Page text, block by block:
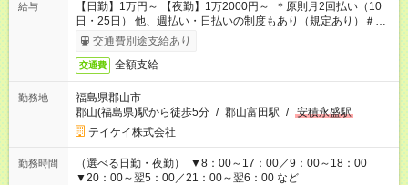
給与
【日勤】1万円～ 【夜勤】1万2000円～ ＊原則月2回払い（10
日・25日） 他、週払い・日払いの制度もあり（規定あり）＃日
収1万円以上
交通費別途支給あり
交通費 全額支給
勤務地
福島県郡山市
郡山(福島県)駅から徒歩5分 / 郡山富田駅 / 安積永盛駅
テイケイ株式会社
勤務時間
（選べる日勤・夜勤） ▼8：00～17：00／9：00～18：00
▼20：00～翌5：00／21：00～翌6：00 など